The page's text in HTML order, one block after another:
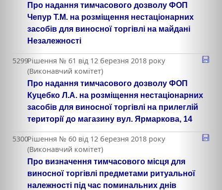
Про надання тимчасового дозволу ФОП
Чепур Т.М. на розміщення нестаціонарних
засобів для виносної торгівлі на майдані
Незалежності
5299Рішення № 61 від 12 березня 2018 року
(Виконавчий комітет)
Про надання тимчасового дозволу ФОП
Куцебко Л.А. на розміщення нестаціонарних
засобів для виносної торгівлі на прилеглій
території до магазину вул. Ярмаркова, 14
5300Рішення № 60 від 12 березня 2018 року
(Виконавчий комітет)
Про визначення тимчасового місця для
виносної торгівлі предметами ритуальної
належності під час поминальних днів